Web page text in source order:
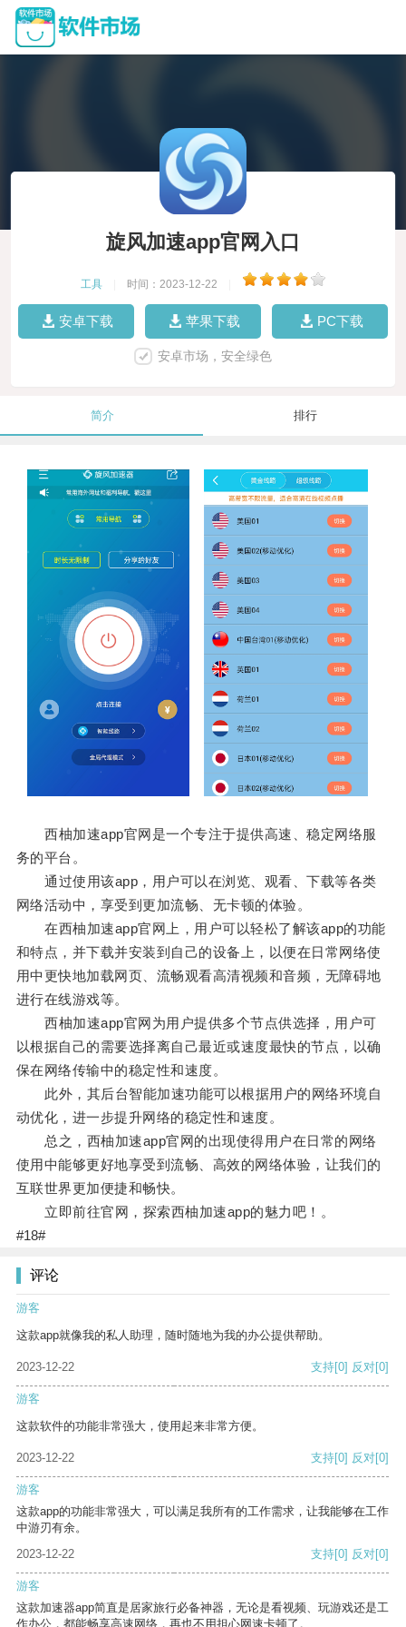
旋风加速app官网入口
工具 时间：2023-12-22
安卓下载 苹果下载 PC下载
安卓市场，安全绿色
简介 排行
西柚加速app官网是一个专注于提供高速、稳定网络服
务的平台。
通过使用该app，用户可以在浏览、观看、下载等各类
网络活动中，享受到更加流畅、无卡顿的体验。
在西柚加速app官网上，用户可以轻松了解该app的功能
和特点，并下载并安装到自己的设备上，以便在日常网络使
用中更快地加载网页、流畅观看高清视频和音频，无障碍地
进行在线游戏等。
西柚加速app官网为用户提供多个节点供选择，用户可
以根据自己的需要选择离自己最近或速度最快的节点，以确
保在网络传输中的稳定性和速度。
此外，其后台智能加速功能可以根据用户的网络环境自
动优化，进一步提升网络的稳定性和速度。
总之，西柚加速app官网的出现使得用户在日常的网络
使用中能够更好地享受到流畅、高效的网络体验，让我们的
互联世界更加便捷和畅快。
立即前往官网，探索西柚加速app的魅力吧！。
#18#
评论
游客
这款app就像我的私人助理，随时随地为我的办公提供帮助。
2023-12-22 支持[0] 反对[0]
游客
这款软件的功能非常强大，使用起来非常方便。
2023-12-22 支持[0] 反对[0]
游客
这款app的功能非常强大，可以满足我所有的工作需求，让我能够在工作
中游刃有余。
2023-12-22
支持[0] 反对[0]
游客
这款加速器app简直是居家旅行必备神器，无论是看视频、玩游戏还是工
作办公，都能畅享高速网络，再也不用担心网速卡顿了。